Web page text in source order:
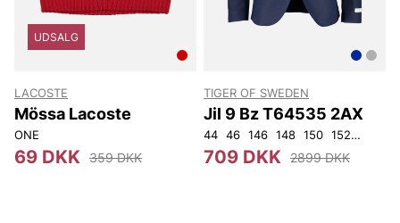
UDSALG
LACOSTE
Mössa Lacoste
ONE
69 DKK 359 DKK
TIGER OF SWEDEN
Jil 9 Bz T64535 2AX
44 46 146 148 150 152 92
709 DKK 2899 DKK